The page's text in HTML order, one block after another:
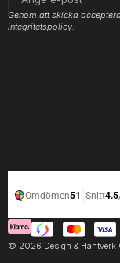
post
Genom att skicka
integritetspolicy.
© 2026 Design &